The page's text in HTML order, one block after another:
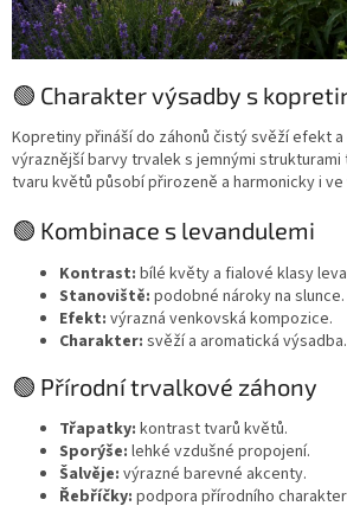
🟢 Charakter výsadby s
Kopretiny přináší do záhonů čistý svěží efekt
výraznější barvy trvalek s jemnými strukturami
tvaru květů působí přirozeně a harmonicky i
🟢 Kombinace s levandulemi
Kontrast: bílé květy a fialové klasy
Stanoviště: podobné nároky na slunce.
Efekt: výrazná venkovská kompozice.
Charakter: svěží a aromatická výsadba.
🟢 Přírodní trvalkové záhony
Třapatky: kontrast tvarů květů.
Sporýše: lehké vzdušné propojení.
Šalvěje: výrazné barevné akcenty.
Řebříčky: podpora přírodního